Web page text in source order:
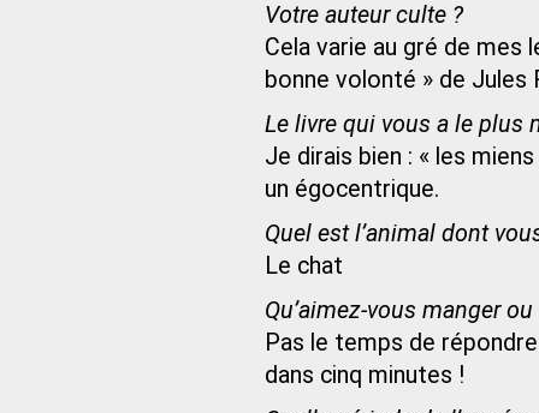
Votre auteur culte ?
Cela varie au gré de mes
bonne volonté » de Jules
Le livre qui vous a le plus
Je dirais bien : « les
un égocentrique.
Quel est l’animal dont
Le chat
Qu’aimez-vous manger
Pas le temps de
dans cinq minutes !